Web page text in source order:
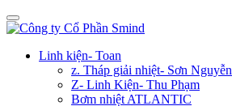
Linh kiện- Toan
z. Tháp giải nhiệt- Sơn Nguyễn
Z- Linh Kiện- Thu Phạm
Bơm nhiệt ATLANTIC